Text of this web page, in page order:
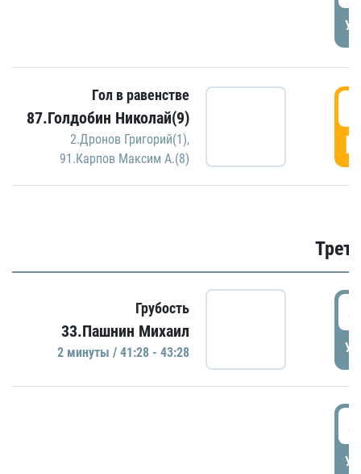
Гол в равенстве
87.Голдобин Николай(9)
2.Дронов Григорий(1),
91.Карпов Максим А.(8)
Грубость
33.Пашнин Михаил
2 минуты / 41:28 - 43:28